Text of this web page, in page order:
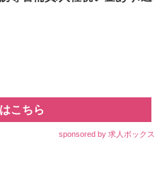
こちら
sponsored by 求人ボックス